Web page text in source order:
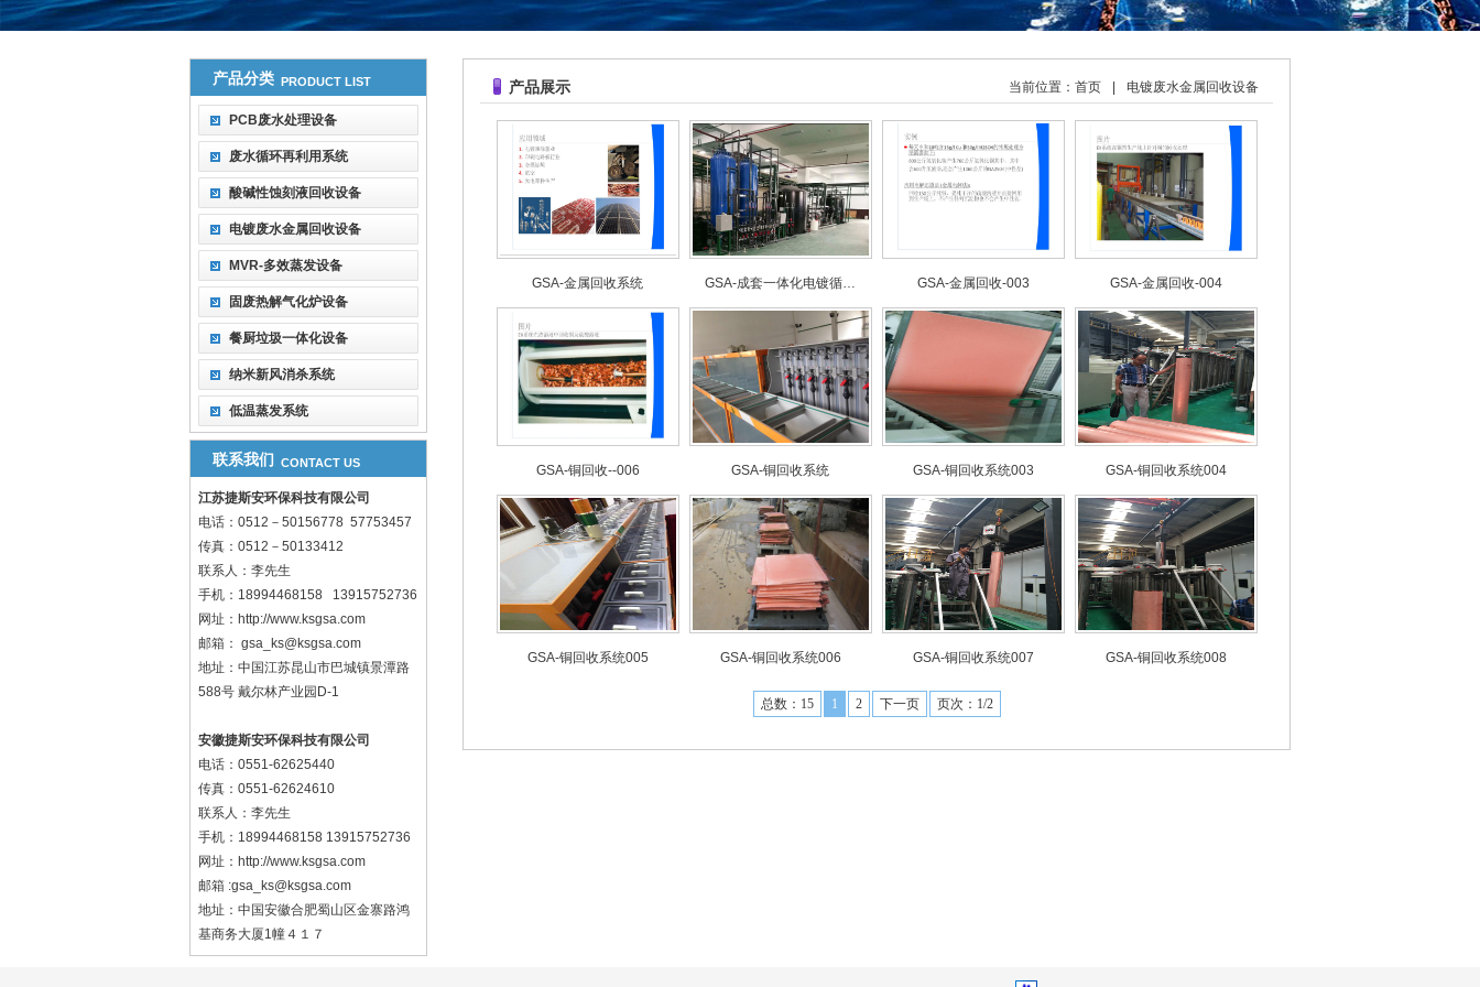
产品分类 PRODUCT LIST
PCB废水处理设备
废水循环再利用系统
酸碱性蚀刻液回收设备
电镀废水金属回收设备
MVR-多效蒸发设备
固废热解气化炉设备
餐厨垃圾一体化设备
纳米新风消杀系统
低温蒸发系统
联系我们 CONTACT US
江苏捷斯安环保科技有限公司
电话：0512－50156778 57753457
传真：0512－50133412
联系人：李先生
手机：18994468158 13915752736
网址：http://www.ksgsa.com
邮箱： gsa_ks@ksgsa.com
地址：中国江苏昆山市巴城镇景潭路
588号 戴尔林产业园D-1
安徽捷斯安环保科技有限公司
电话：0551-62625440
传真：0551-62624610
联系人：李先生
手机：18994468158 13915752736
网址： http://www.ksgsa.com
邮箱 :gsa_ks@ksgsa.com
地址：中国安徽合肥蜀山区金寨路鸿
基商务大厦1幢４１７
产品展示 当前位置： 首页 电镀废水金属回收设备
GSA-金属回收系统 GSA-成套一体化电镀循… GSA-金属回收-003 GSA-金属回收-004
GSA-铜回收--006 GSA-铜回收系统 GSA-铜回收系统003 GSA-铜回收系统004
GSA-铜回收系统005 GSA-铜回收系统006 GSA-铜回收系统007 GSA-铜回收系统008
总数：15 1 2 下一页 页次：1/2